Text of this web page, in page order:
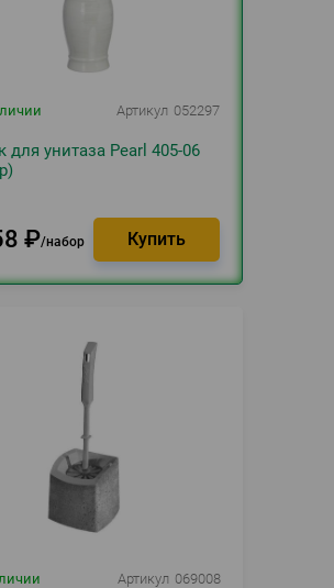
Артикул 052297
для унитаза Pearl 405-06
₽ набор
Артикул 069008